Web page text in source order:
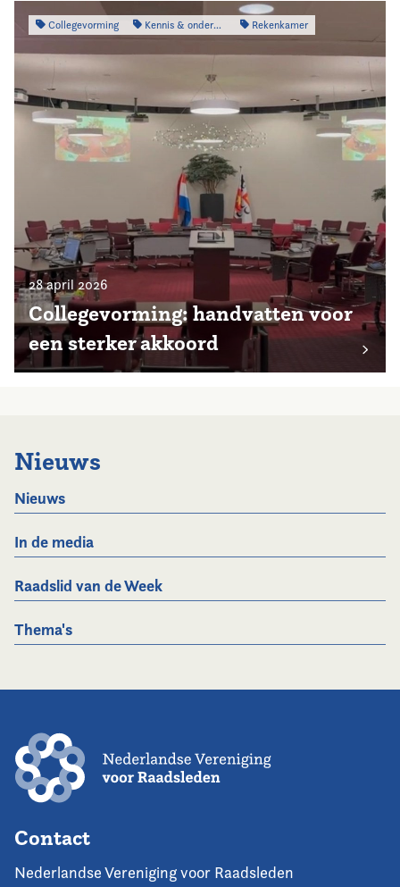
Collegevorming Kennis & onderzoek Rekenkamer
28 april 2026
Collegevorming: handvatten voor
een sterker akkoord
Nieuws
Nieuws
In de media
Raadslid van de Week
Thema's
Contact
Nederlandse Vereniging voor Raadsleden